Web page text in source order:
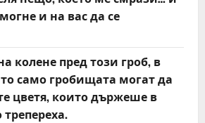
и на вас да се
колене пред този гроб, в
само гробищата могат да
цветя, които държеше в
трепереха.